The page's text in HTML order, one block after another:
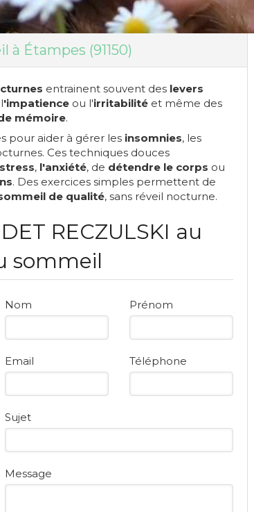
Étampes (91150)
entrainent souvent des levers
'impatience ou l'irritabilité et même des
mémoire.
pour aider à gérer les insomnies, les
Ces techniques douces
, l'anxiété, de détendre le corps ou
. Des exercices simples permettent de
de qualité, sans réveil nocturne.
RECZULSKI au
sommeil
Nom Prénom
Email Téléphone
Sujet
Message